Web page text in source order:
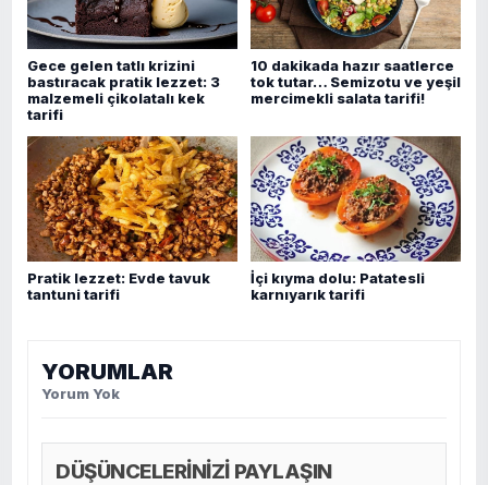
Gece gelen tatlı krizini
bastıracak pratik lezzet: 3
malzemeli çikolatalı kek
tarifi
10 dakikada hazır saatlerce
tok tutar… Semizotu ve yeşil
mercimekli salata tarifi!
Pratik lezzet: Evde tavuk
tantuni tarifi
İçi kıyma dolu: Patatesli
karnıyarık tarifi
YORUMLAR
Yorum Yok
DÜŞÜNCELERİNİZİ PAYLAŞIN